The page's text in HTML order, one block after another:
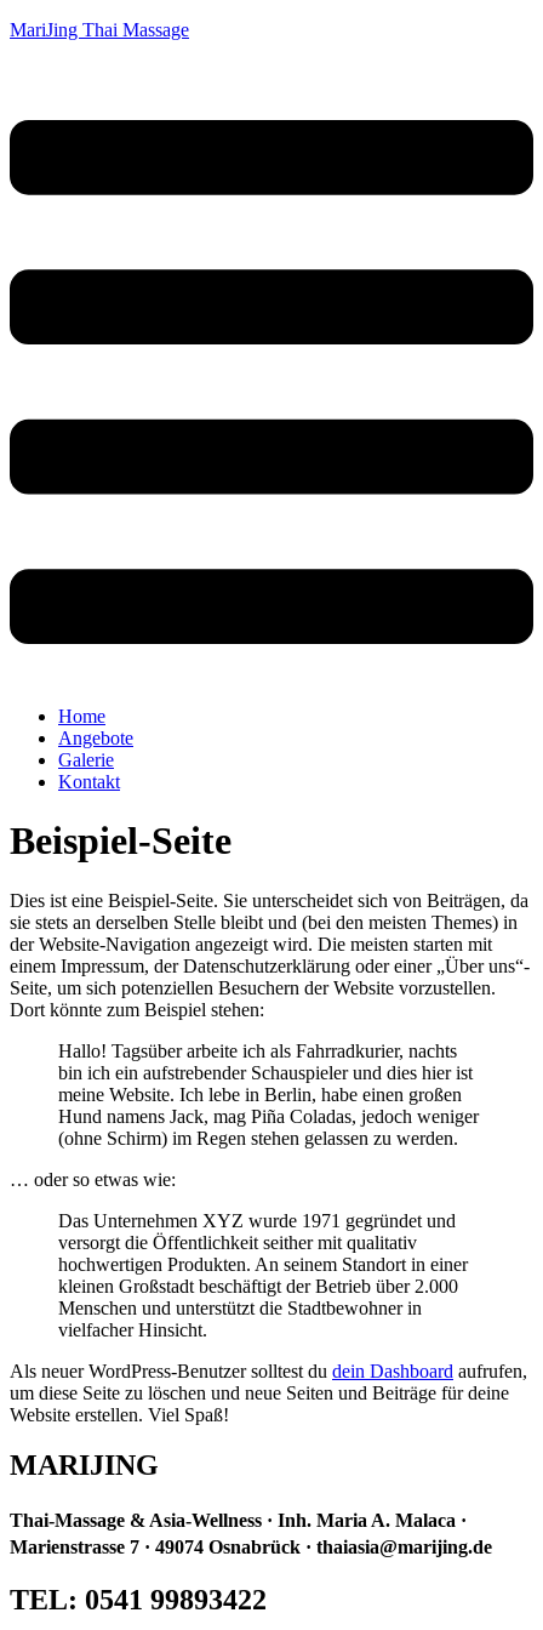
MariJing Thai Massage
Home
Angebote
Galerie
Kontakt
Beispiel-Seite
Dies ist eine Beispiel-Seite. Sie unterscheidet sich von Beiträgen, da
sie stets an derselben Stelle bleibt und (bei den meisten Themes) in
der Website-Navigation angezeigt wird. Die meisten starten mit
einem Impressum, der Datenschutzerklärung oder einer „Über uns“-
Seite, um sich potenziellen Besuchern der Website vorzustellen.
Dort könnte zum Beispiel stehen:
Hallo! Tagsüber arbeite ich als Fahrradkurier, nachts
bin ich ein aufstrebender Schauspieler und dies hier ist
meine Website. Ich lebe in Berlin, habe einen großen
Hund namens Jack, mag Piña Coladas, jedoch weniger
(ohne Schirm) im Regen stehen gelassen zu werden.
… oder so etwas wie:
Das Unternehmen XYZ wurde 1971 gegründet und
versorgt die Öffentlichkeit seither mit qualitativ
hochwertigen Produkten. An seinem Standort in einer
kleinen Großstadt beschäftigt der Betrieb über 2.000
Menschen und unterstützt die Stadtbewohner in
vielfacher Hinsicht.
Als neuer WordPress-Benutzer solltest du dein Dashboard aufrufen,
um diese Seite zu löschen und neue Seiten und Beiträge für deine
Website erstellen. Viel Spaß!
MARIJING
Thai-Massage & Asia-Wellness · Inh. Maria A. Malaca ·
Marienstrasse 7 · 49074 Osnabrück · thaiasia@marijing.de
TEL: 0541 99893422